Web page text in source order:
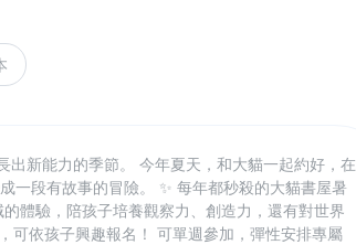
新能力的季節。 今年夏天，和大貓一起約好，在
一段有故事的冒險。 ✨ 每年都秒殺的大貓書屋暑
體驗，陪孩子培養觀察力、創造力，還有對世界
可依孩子興趣報名！ 可單週參加，彈性安排專屬